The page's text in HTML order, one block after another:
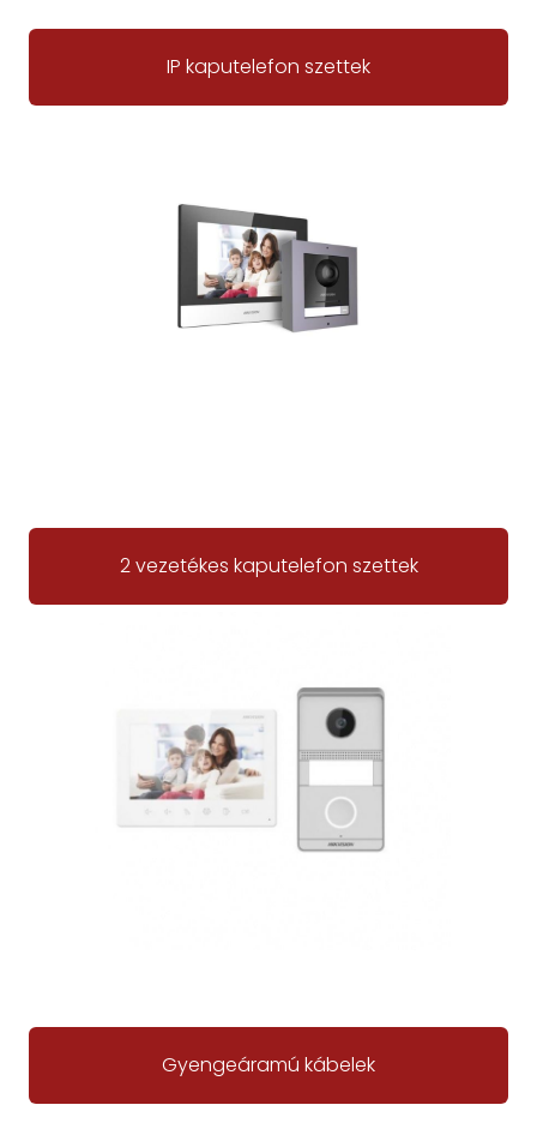
IP kaputelefon szettek
2 vezetékes kaputelefon szettek
Gyengeáramú kábelek